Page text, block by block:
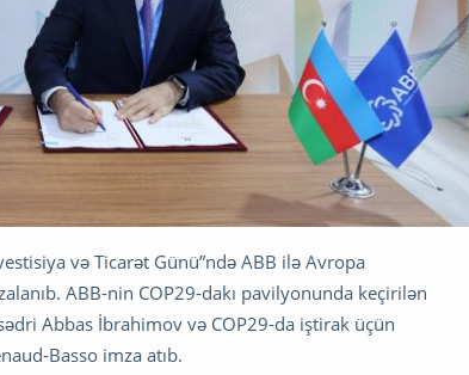
və Ticarət Günü”ndə ABB ilə Avropa
ABB-nin COP29-dakı pavilyonunda keçirilən
Abbas İbrahimov və COP29-da iştirak üçün
Basso imza atıb.